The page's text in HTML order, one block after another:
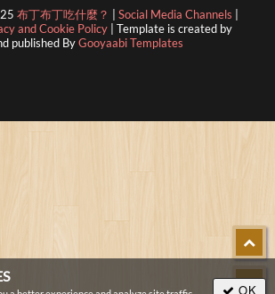
布丁布丁吃什麼？ Social Media Channels
and Cookie Policy
Template is created by
published ByGooyaabi Templates
OK